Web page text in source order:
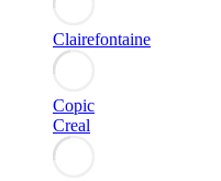
Clairefontaine
Copic
Creal